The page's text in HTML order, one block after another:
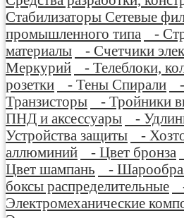
Стабилизаторы Сетевые
промышленного типа
-
материалы
- Счетчики
Меркурий
- Телеблоки,
розетки
- Тены Спирали
Транзисторы
- Тройники
ПНД и аксессуары
-
Устройства защиты
-
аллюминий
- Цвет бронза
Цвет шампань
-
боксы распределительные
Электромеханические